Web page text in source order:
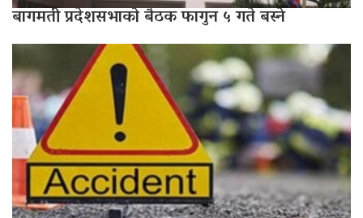
बागमती प्रदेशसभाको बैठक फागुन ५ गते बस्ने